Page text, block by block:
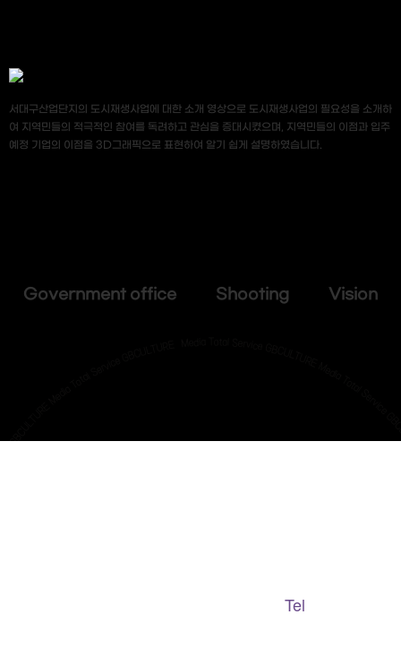
서대구산업단지의 도시재생사업에 대한 소개 영상으로 도시재생사업의 필요성을 소개하
여 지역민들의 적극적인 참여를 독려하고 관심을 증대시켰으며, 지역민들의 이점과 입주
예정 기업의 이점을 3D그래픽으로 표현하여 알기 쉽게 설명하였습니다.
Government office Shooting Vision
Tel